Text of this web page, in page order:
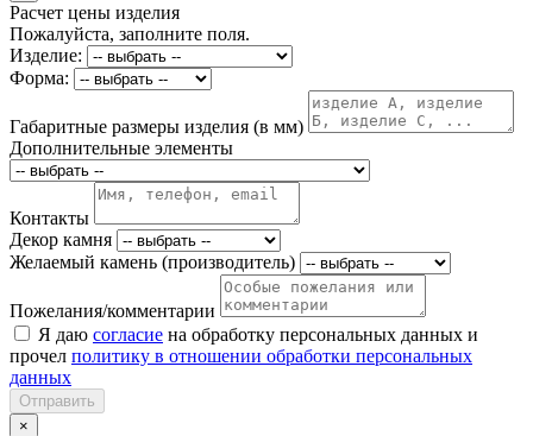
Расчет цены изделия
Пожалуйста, заполните поля.
Изделие:
Форма:
Габаритные размеры изделия (в мм)
Дополнительные элементы
Контакты
Декор камня
Желаемый камень (производитель)
Пожелания/комментарии
Я даю согласие на обработку персональных данных и
прочел политику в отношении обработки персональных
данных
Отправить
×